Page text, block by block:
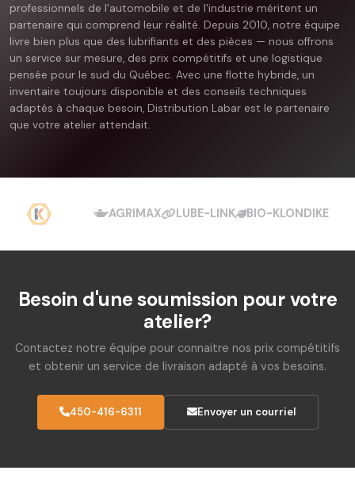
professionnels de l'automobile et de l'industrie méritent un
partenaire qui comprend leur réalité. Depuis 2010, notre équipe
livre bien plus que des lubrifiants et des pièces — nous offrons
un service sur mesure, des prix compétitifs et une logistique
pensée pour le sud du Québec. Avec une flotte hybride, un
inventaire toujours disponible et des conseils techniques
adaptés à chaque besoin, Distribution Labar est le partenaire
que votre atelier attendait.
AGRIMAX LUBE-LINK BIO-KLONDIKE
Besoin d'une soumission pour votre
atelier?
Contactez notre équipe pour connaitre nos prix compétitifs
et obtenir un service de livraison adapté à vos besoins.
450-416-6311 Envoyer un courriel